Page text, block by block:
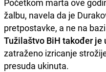
žalbu, navela da je
pretpostavke, a ne na
Tužilaštvo BiH također je
zatraženo izricanje
presuda ukinuta.